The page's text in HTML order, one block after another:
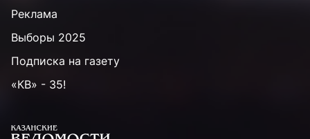
Реклама
Выборы 2025
Подписка на газету
«КВ» - 35!